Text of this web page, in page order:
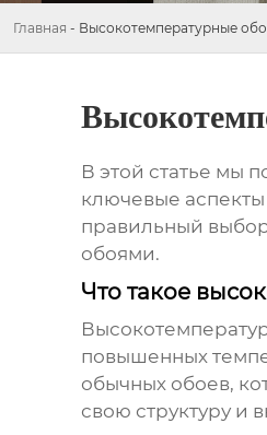
Главная - Высокотемпературные
В этой статье мы
ключевые аспекты
правильный
обоями.
Что такое
повышенных
обычных обоев,
свою структуру и